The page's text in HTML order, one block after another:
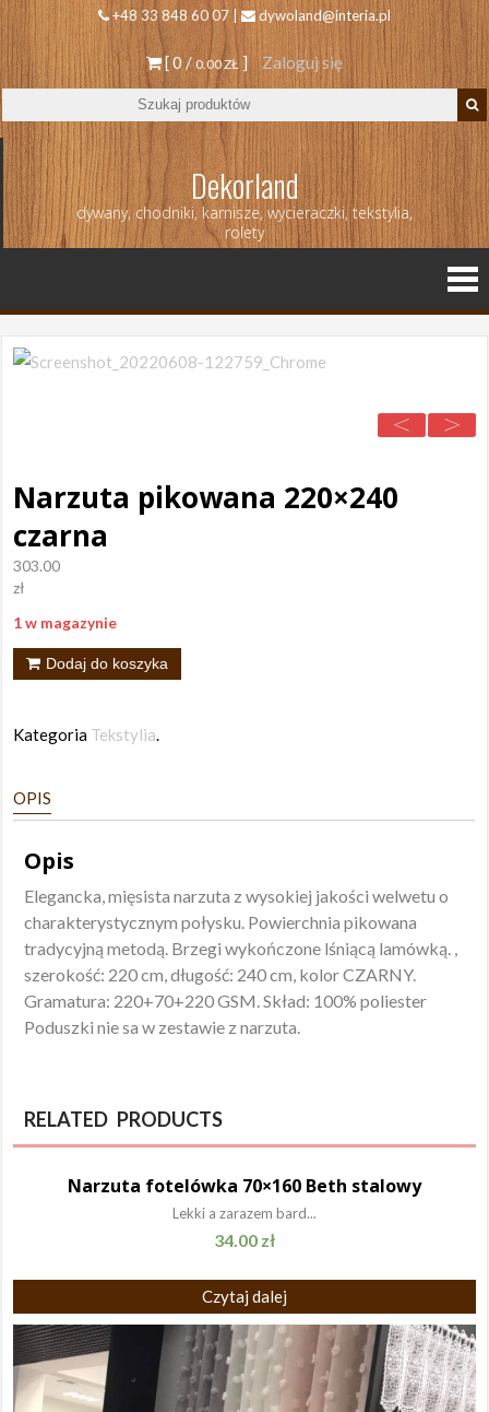
+48 33 848 60 07 | dywoland@interia.pl
[ 0 /0.00 ZŁ ] Zaloguj się
Dekorland
dywany, chodniki, karnisze, wycieraczki, tekstylia,
rolety
Narzuta pikowana 220×240
czarna
303.00
zł
1 w magazynie
ilość
220x240
Dodaj do koszyka
Kategoria Tekstylia.
OPIS
Opis
Elegancka, mięsista narzuta z wysokiej jakości welwetu o
charakterystycznym połysku. Powierchnia pikowana
tradycyjną metodą. Brzegi wykończone lśniącą lamówką. ,
szerokość: 220 cm, długość: 240 cm, kolor CZARNY.
Gramatura: 220+70+220 GSM. Skład: 100% poliester
Poduszki nie sa w zestawie z narzuta.
RELATED PRODUCTS
Narzuta fotelówka 70×160 Beth stalowy
Lekki a zarazem bard...
34.00 zł
Czytaj dalej